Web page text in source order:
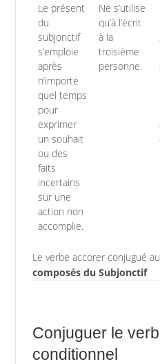
Le présent
du
subjonctif
s’emploie
après
n’importe
quel temps
pour
exprimer
un souhait
ou des
faits
incertains
sur une
action non
accomplie.
Ne s’utilise
qu’à l’écrit
à la
troisième
personne.
Le verbe accorer conjugué
composés du Subjonctif
Conjuguer le
conditionnel